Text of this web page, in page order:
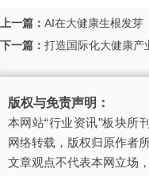
上一篇： AI在大健康生根发芽
下一篇： 打造国际化大健康产
版权与免责声明：
本网站“行业资讯”板块所
网络转载，版权归原作者
文章观点不代表本网立场